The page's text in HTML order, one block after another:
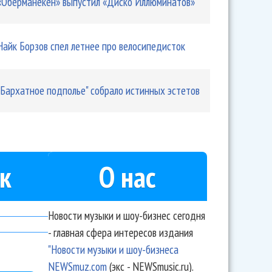
Борзов спел летнее про велосипедисток
подполье" собрало истинных эстетов
О нас
Новости музыки и шоу-бизнес сегодня
- главная сфера интересов издания
"Новости музыки и шоу-бизнеса
NEWSmuz.com(экс - NEWSmusic.ru).